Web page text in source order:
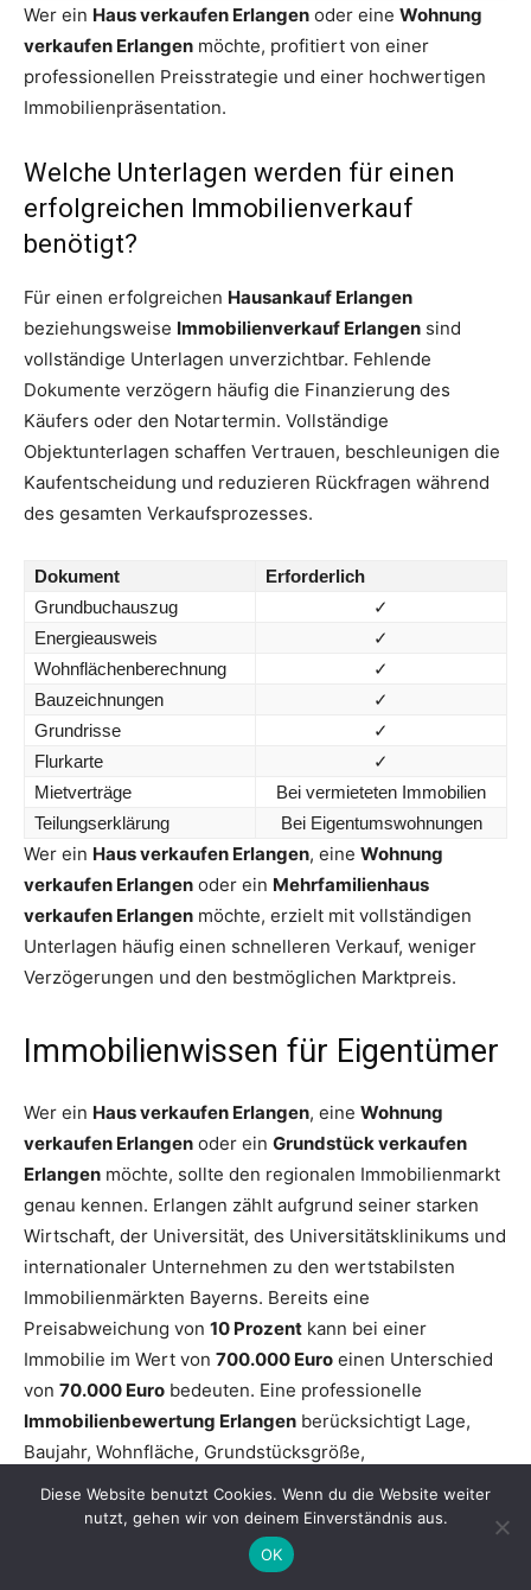
Wer ein Haus verkaufen Erlangen oder eine Wohnung
verkaufen Erlangen möchte, profitiert von einer
professionellen Preisstrategie und einer hochwertigen
Immobilienpräsentation.
Welche Unterlagen werden für einen
erfolgreichen Immobilienverkauf
benötigt?
Für einen erfolgreichen Hausankauf Erlangen
beziehungsweise Immobilienverkauf Erlangen sind
vollständige Unterlagen unverzichtbar. Fehlende
Dokumente verzögern häufig die Finanzierung des
Käufers oder den Notartermin. Vollständige
Objektunterlagen schaffen Vertrauen, beschleunigen die
Kaufentscheidung und reduzieren Rückfragen während
des gesamten Verkaufsprozesses.
Dokument
Erforderlich
Grundbuchauszug
✓
Energieausweis
✓
Wohnflächenberechnung
✓
Bauzeichnungen
✓
Grundrisse
✓
Flurkarte
✓
Mietverträge
Bei vermieteten Immobilien
Teilungserklärung
Bei Eigentumswohnungen
Wer ein Haus verkaufen Erlangen, eine Wohnung
verkaufen Erlangen oder ein Mehrfamilienhaus
verkaufen Erlangen möchte, erzielt mit vollständigen
Unterlagen häufig einen schnelleren Verkauf, weniger
Verzögerungen und den bestmöglichen Marktpreis.
Immobilienwissen für Eigentümer
Wer ein Haus verkaufen Erlangen, eine Wohnung
verkaufen Erlangen oder ein Grundstück verkaufen
Erlangen möchte, sollte den regionalen Immobilienmarkt
genau kennen. Erlangen zählt aufgrund seiner starken
Wirtschaft, der Universität, des Universitätsklinikums und
internationaler Unternehmen zu den wertstabilsten
Immobilienmärkten Bayerns. Bereits eine
Preisabweichung von 10 Prozent kann bei einer
Immobilie im Wert von 700.000 Euro einen Unterschied
von 70.000 Euro bedeuten. Eine professionelle
Immobilienbewertung Erlangen berücksichtigt Lage,
Baujahr, Wohnfläche, Grundstücksgröße,
Energieeffizienz, Modernisierungen sowie die aktuelle
Nachfrage. Vollständige Verkaufsunterlagen, eine
marktgerechte Preisstrategie und ein hochwertiges
Exposé erhöhen die Verkaufschancen deutlich und
Diese Website benutzt Cookies. Wenn du die Website weiter
nutzt, gehen wir von deinem Einverständnis aus.
OK